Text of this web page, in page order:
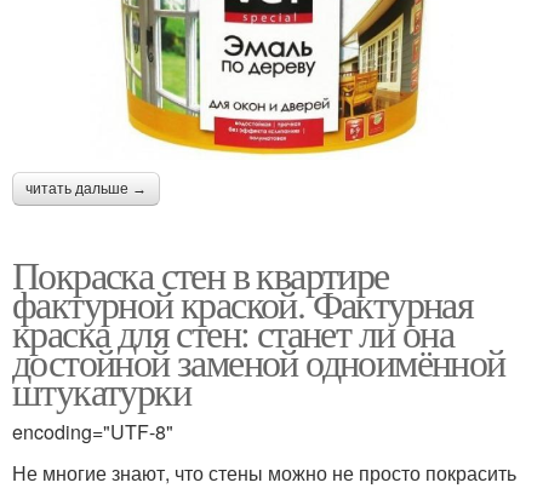
читать дальше →
Покраска стен в квартире
фактурной краской. Фактурная
краска для стен: станет ли она
достойной заменой одноимённой
штукатурки
encoding="UTF-8"
Не многие знают, что стены можно не просто покрасить